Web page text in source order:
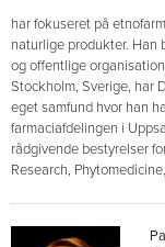
har fokuseret på
naturlige produkter. Han
og offentlige
Stockholm, Sverige, har
eget samfund hvor han
farmaciafdelingen i
rådgivende bestyrelser
Research,